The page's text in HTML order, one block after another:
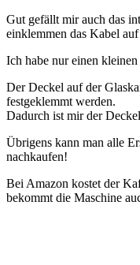
Gut gefällt mir auch das
einklemmen das Kabel
Ich habe nur einen
Der Deckel auf der
festgeklemmt werden.
Dadurch ist mir der
Übrigens kann man alle
nachkaufen!
Bei Amazon kostet der
bekommt die Maschine